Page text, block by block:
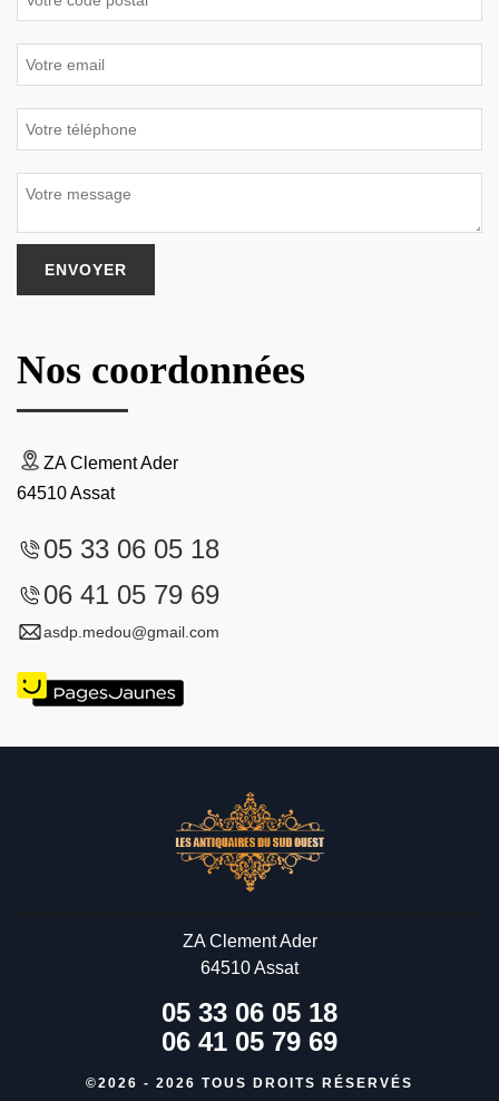
Nos coordonnées
ZA Clement Ader
64510 Assat
05 33 06 05 18
06 41 05 79 69
asdp.medou@gmail.com
ZA Clement Ader
64510 Assat
05 33 06 05 18
06 41 05 79 69
©2026 - 2026 TOUS DROITS RÉSERVÉS